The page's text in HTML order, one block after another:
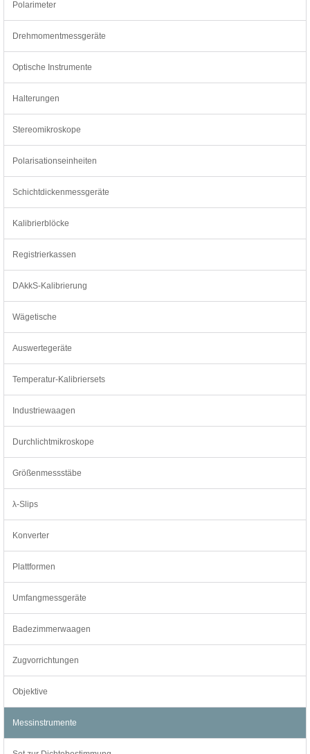
Polarimeter
Drehmomentmessgeräte
Optische Instrumente
Halterungen
Stereomikroskope
Polarisationseinheiten
Schichtdickenmessgeräte
Kalibrierblöcke
Registrierkassen
DAkkS-Kalibrierung
Wägetische
Auswertegeräte
Temperatur-Kalibriersets
Industriewaagen
Durchlichtmikroskope
Größenmessstäbe
λ-Slips
Konverter
Plattformen
Umfangmessgeräte
Badezimmerwaagen
Zugvorrichtungen
Objektive
Messinstrumente